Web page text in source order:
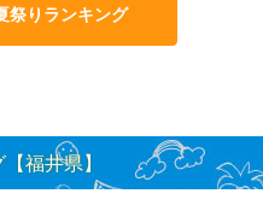
祭りランキング
福井県】